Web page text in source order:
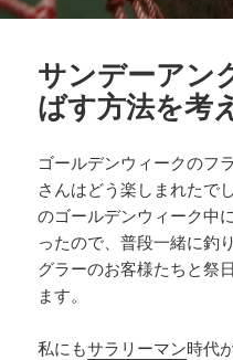
サンデーアン
ばす方法を考
ゴールデンウィークのフ
さんはどう楽しまれたで
のゴールデンウィーク中
ったので、普段一緒に釣
グラーのお客様たちと祭
ます。
私にもサラリーマン時代